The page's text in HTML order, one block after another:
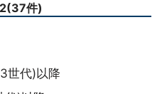
件)
世代)以降